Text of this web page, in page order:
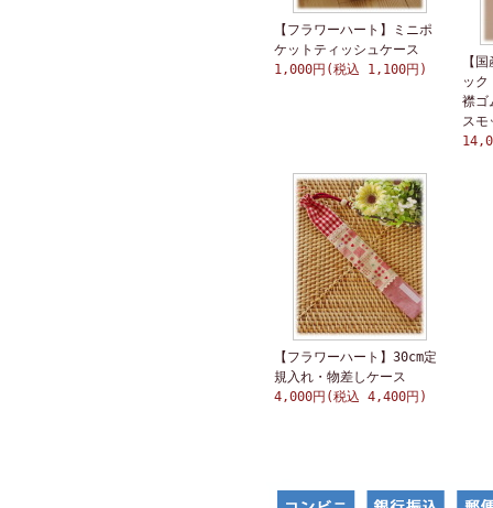
【フラワーハート】ミニポ
ケットティッシュケース
1,000円(税込 1,100円)
【
ッ
襟ゴ
スモ
【フラワーハート】30cm定
規入れ・物差しケース
4,000円(税込 4,400円)